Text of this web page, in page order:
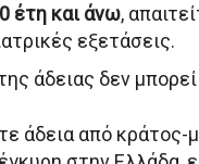
έτη και άνω,
εξετάσεις.
άδειας δεν
άδεια από